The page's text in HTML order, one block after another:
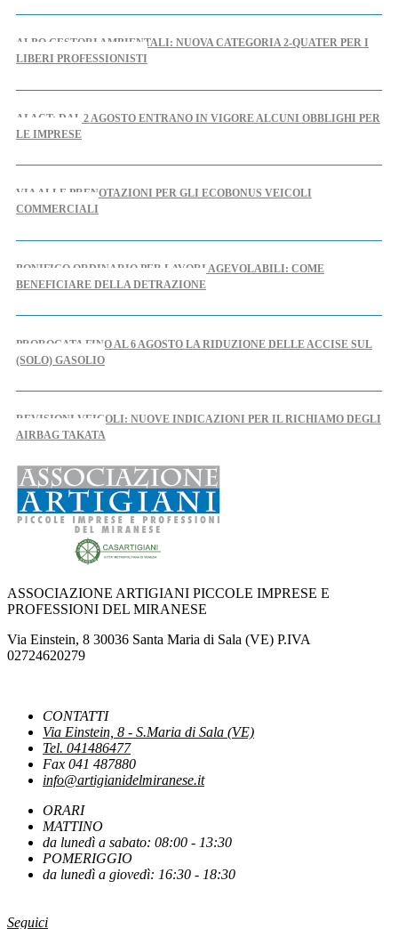
ALBO GESTORI AMBIENTALI: NUOVA CATEGORIA 2-QUATER PER I
LIBERI PROFESSIONISTI
AI ACT: DAL 2 AGOSTO ENTRANO IN VIGORE ALCUNI OBBLIGHI PER
LE IMPRESE
VIA ALLE PRENOTAZIONI PER GLI ECOBONUS VEICOLI
COMMERCIALI
BONIFICO ORDINARIO PER LAVORI AGEVOLABILI: COME
BENEFICIARE DELLA DETRAZIONE
PROROGATA FINO AL 6 AGOSTO LA RIDUZIONE DELLE ACCISE SUL
(SOLO) GASOLIO
REVISIONI VEICOLI: NUOVE INDICAZIONI PER IL RICHIAMO DEGLI
AIRBAG TAKATA
AL VIA IL TAVOLO REGIONALE PER L'ARTIGIANATO
NUOVO DPCM AUTOMOTIVE: CASARTIGIANI SCRIVE AL MINISTRO
COMUNICAZIONI DI CONFERMA DEGLI INVESTIMENTI
DALL'INTELLIGENZA ARTIFICIALE
PUBBLICATO IL DECRETO CHE INDIVIDUA LE CAUSE OSTATIVE AL
LA PAUSA ESTIVA DEL FISCO
ASSOCIAZIONE ARTIGIANI PICCOLE IMPRESE E
PROFESSIONI DEL MIRANESE
Via Einstein, 8 30036 Santa Maria di Sala (VE) P.IVA
02724620279
CONTATTI
Via Einstein, 8 - S.Maria di Sala (VE)
Tel. 041486477
Fax 041 487880
info@artigianidelmiranese.it
ORARI
MATTINO
da lunedì a sabato: 08:00 - 13:30
POMERIGGIO
da lunedì a giovedì: 16:30 - 18:30
Seguici